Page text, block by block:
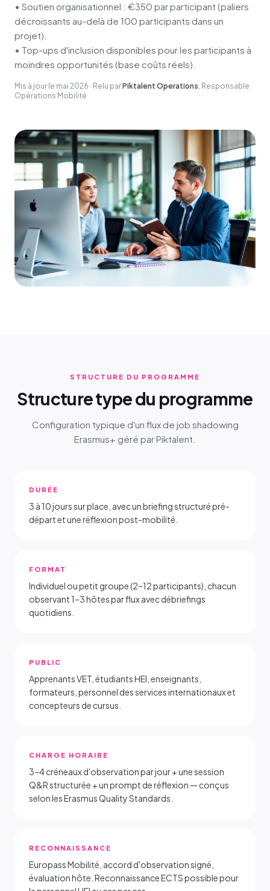
• Soutien organisationnel : €350 par participant (paliers
décroissants au-delà de 100 participants dans un
projet).
• Top-ups d'inclusion disponibles pour les participants à
moindres opportunités (base coûts réels).
Mis à jour le mai 2026 · Relu parPiktalent Operations, Responsable
Opérations Mobilité
STRUCTURE DU PROGRAMME
Structure type du programme
Configuration typique d'un flux de job shadowing
Erasmus+ géré par Piktalent.
DURÉE
3 à 10 jours sur place, avec un briefing structuré pré-
départ et une réflexion post-mobilité.
FORMAT
Individuel ou petit groupe (2–12 participants), chacun
observant 1–3 hôtes par flux avec débriefings
quotidiens.
PUBLIC
Apprenants VET, étudiants HEI, enseignants,
formateurs, personnel des services internationaux et
concepteurs de cursus.
CHARGE HORAIRE
3–4 créneaux d'observation par jour + une session
Q&R structurée + un prompt de réflexion — conçus
selon les Erasmus Quality Standards.
RECONNAISSANCE
Europass Mobilité, accord d'observation signé,
évaluation hôte. Reconnaissance ECTS possible pour